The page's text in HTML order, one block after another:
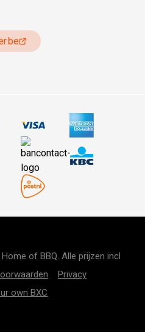
of BBQ. Alle prijzen incl
Privacy
own BXC